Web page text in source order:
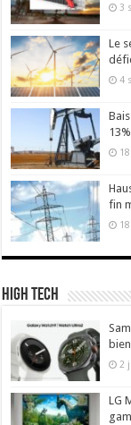
3
Le
4
fin
High Tech
2
LG